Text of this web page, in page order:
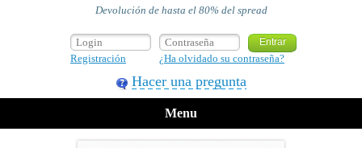
Devolución de hasta el 80% del spread
Registración ¿Ha olvidado su contraseña?
Hacer una pregunta
Menu